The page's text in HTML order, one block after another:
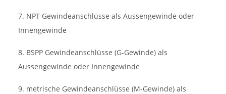
7. NPT Gewindeanschlüsse als Aussengewinde oder
Innengewinde
8. BSPP Gewindeanschlüsse (G-Gewinde) als
Aussengewinde oder Innengewinde
9. metrische Gewindeanschlüsse (M-Gewinde) als